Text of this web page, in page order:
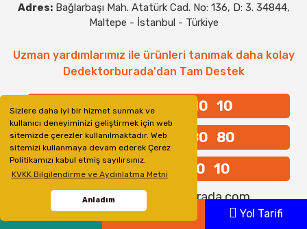
Sizlere daha iyi bir hizmet sunmak ve
kullanıcı deneyiminizi geliştirmek için web
sitemizde çerezler kullanılmaktadır. Web
sitemizi kullanmaya devam ederek Çerez
Politikamızı kabul etmiş sayılırsınız.
KVKK Bilgilendirme ve Aydınlatma Metni
Anladım
Adres: Bağlarbaşı Mah. Atatürk Cad. No: 136, D: 3. 34844,
Maltepe - İstanbul - Türkiye
Uzman yardımlarımız ile ürünleri tanımak daha kolay
Dedektorburada'dan Tam Destek
+90 542 248 10 10
+90 542 248 80 80
+90 216 371 10 10
Email:info@dedektorburada.com
Whatsapp Yol Tarifi